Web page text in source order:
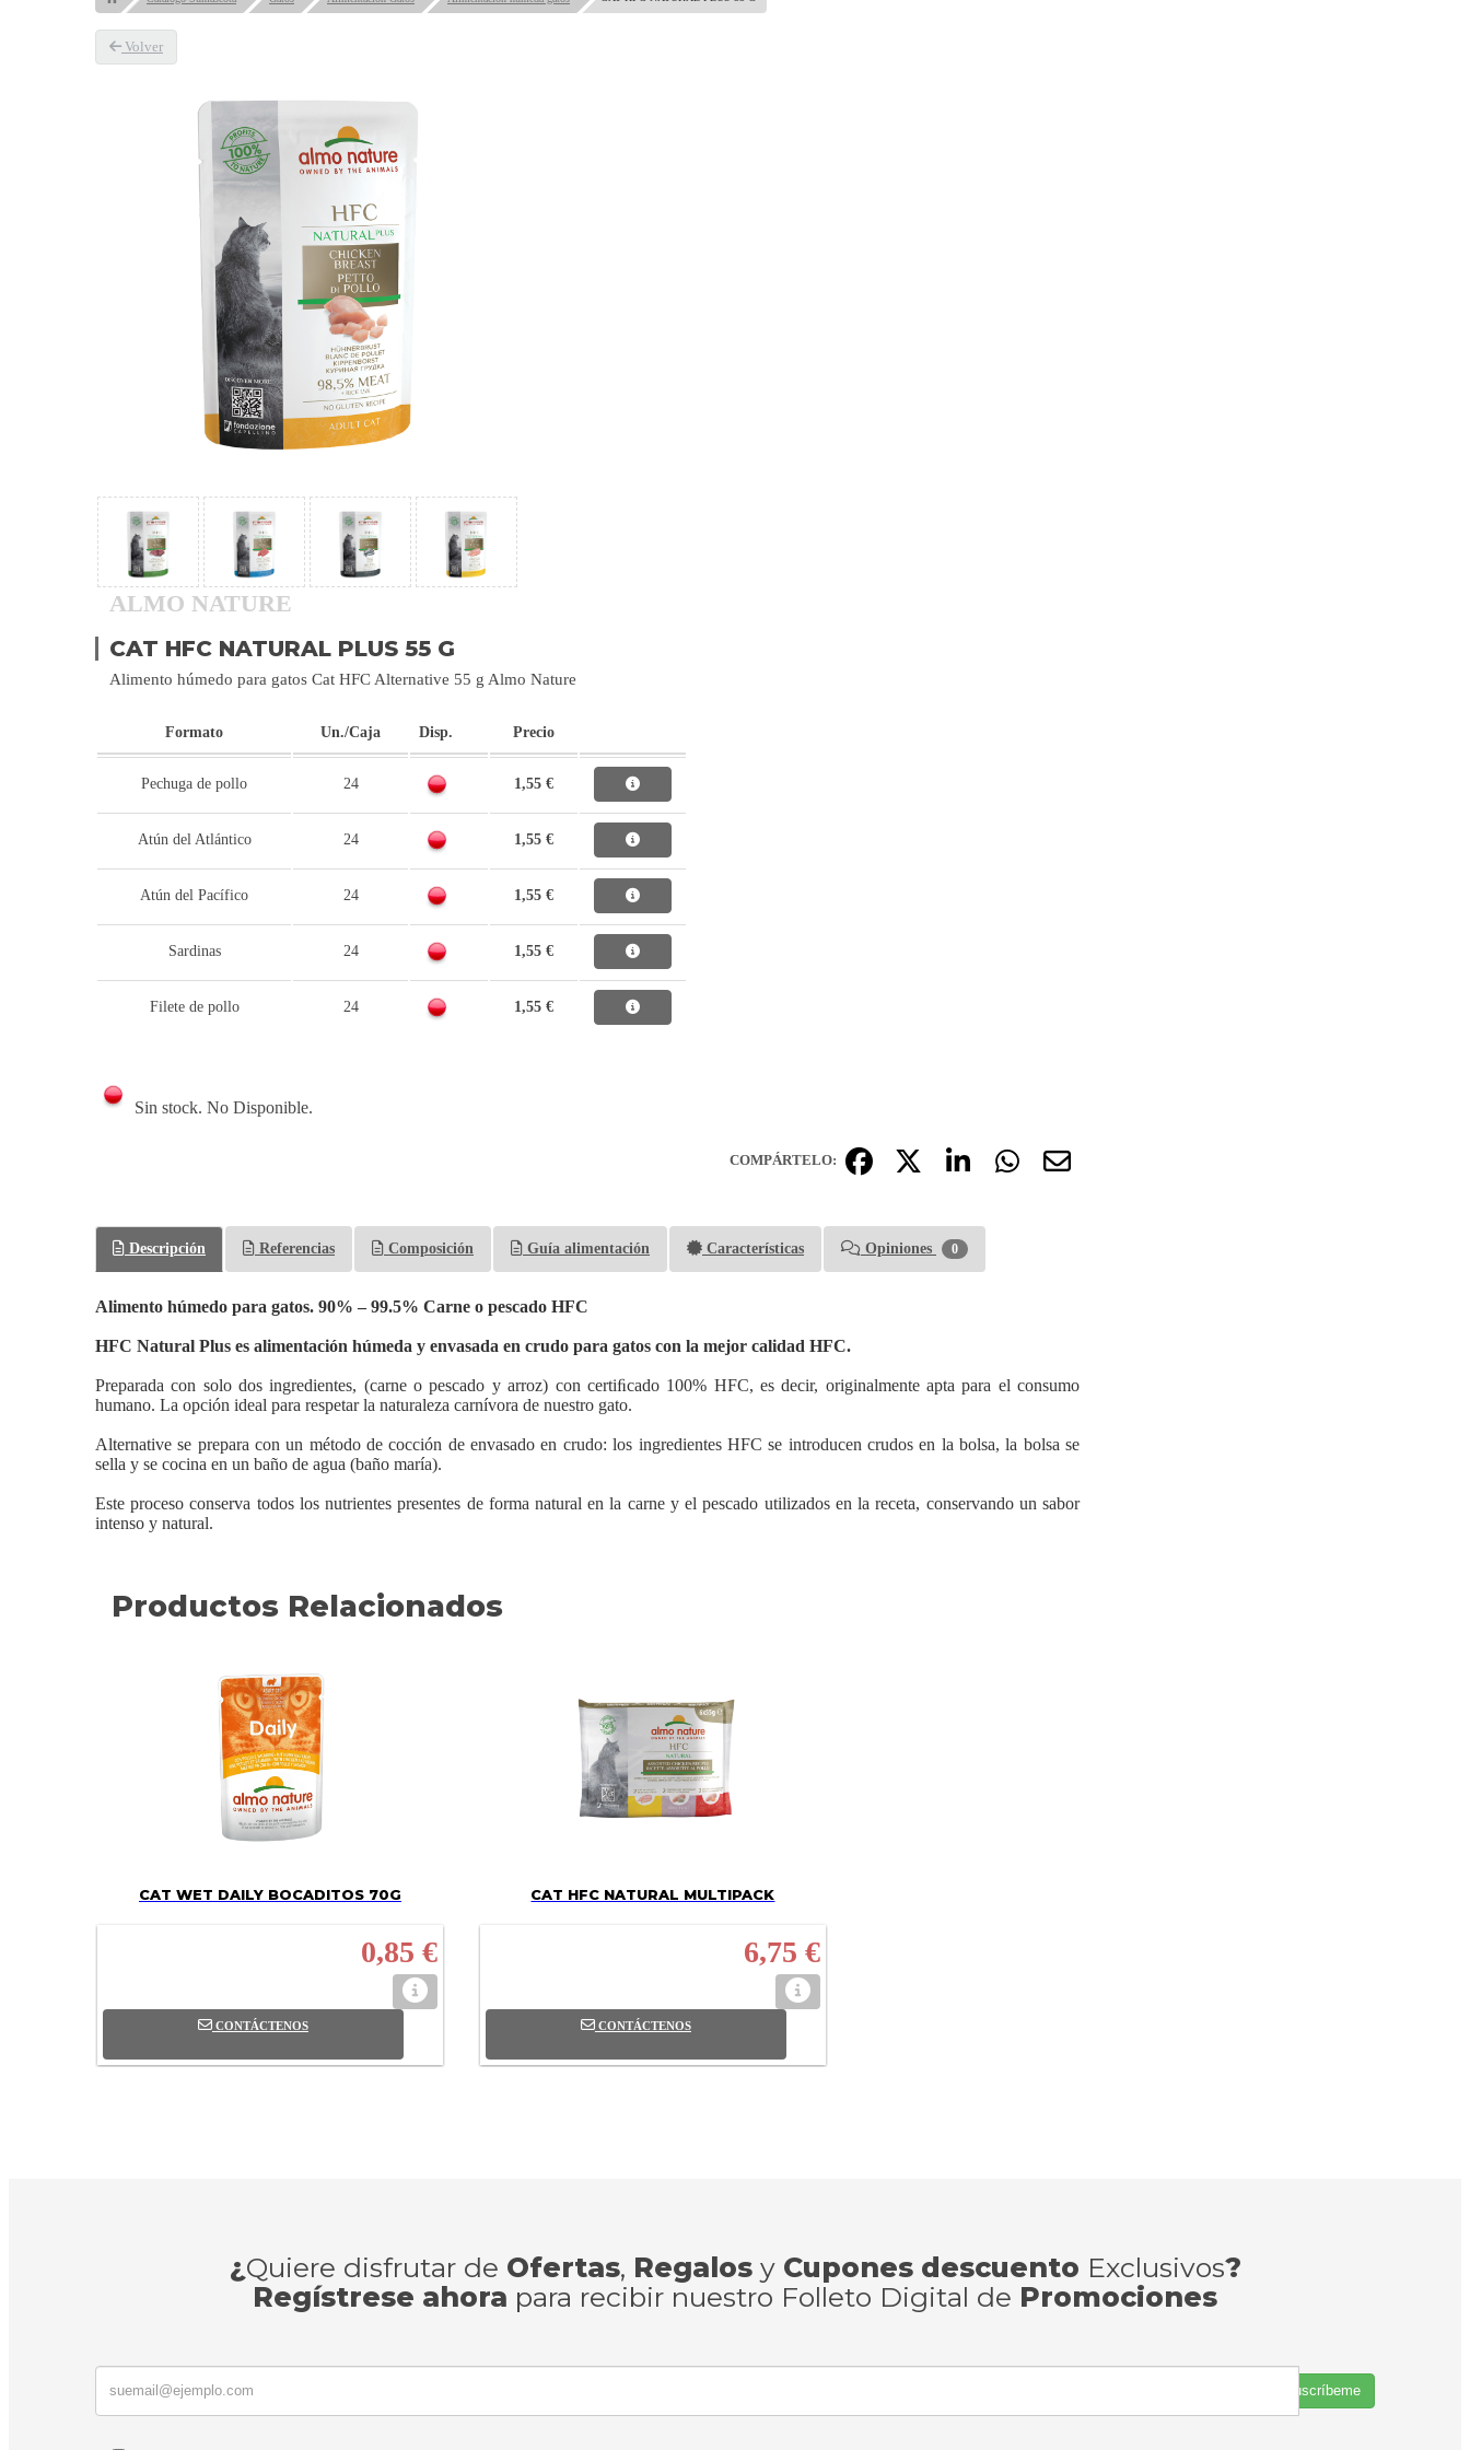
Volver
ALMO NATURE
CAT HFC NATURAL PLUS 55 G
Alimento húmedo para gatos Cat HFC Alternative 55 g Almo Nature
Formato Un./Caja Disp. Precio
Pechuga de pollo 24 1,55 €
Atún del Atlántico 24 1,55 €
Atún del Pacífico 24 1,55 €
Sardinas 24 1,55 €
Filete de pollo 24 1,55 €
Sin stock. No Disponible.
COMPÁRTELO:
Descripción Referencias Composición Guía alimentación Características Opiniones 0
Alimento húmedo para gatos. 90% – 99.5% Carne o pescado HFC
HFC Natural Plus es alimentación húmeda y envasada en crudo para gatos con la mejor calidad HFC.
Preparada con solo dos ingredientes, (carne o pescado y arroz) con certiﬁcado 100% HFC, es decir, originalmente apta para el consumo
humano. La opción ideal para respetar la naturaleza carnívora de nuestro gato.
Alternative se prepara con un método de cocción de envasado en crudo: los ingredientes HFC se introducen crudos en la bolsa, la bolsa se
sella y se cocina en un baño de agua (baño maría).
Este proceso conserva todos los nutrientes presentes de forma natural en la carne y el pescado utilizados en la receta, conservando un sabor
intenso y natural.
Productos Relacionados
CAT WET DAILY BOCADITOS 70G
0,85 €
CONTÁCTENOS
CAT HFC NATURAL MULTIPACK
6,75 €
CONTÁCTENOS
¿Quiere disfrutar de Ofertas, Regalosy Cupones descuento Exclusivos?
Regístrese ahora para recibir nuestro Folleto Digital de Promociones
Suscríbeme